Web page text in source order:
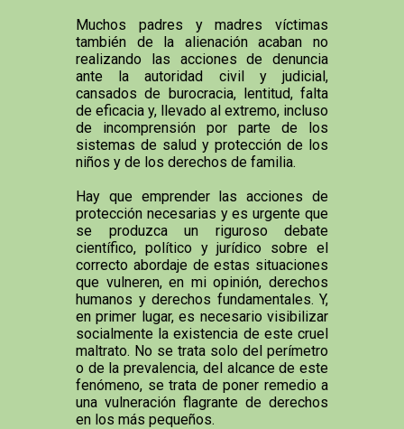
Muchos padres y madres víctimas
también de la alienación acaban no
realizando las acciones de denuncia
ante la autoridad civil y judicial,
cansados de burocracia, lentitud, falta
de eficacia y, llevado al extremo, incluso
de incomprensión por parte de los
sistemas de salud y protección de los
niños y de los derechos de familia.
Hay que emprender las acciones de
protección necesarias y es urgente que
se produzca un riguroso debate
científico, político y jurídico sobre el
correcto abordaje de estas situaciones
que vulneren, en mi opinión, derechos
humanos y derechos fundamentales. Y,
en primer lugar, es necesario visibilizar
socialmente la existencia de este cruel
maltrato. No se trata solo del perímetro
o de la prevalencia, del alcance de este
fenómeno, se trata de poner remedio a
una vulneración flagrante de derechos
en los más pequeños.